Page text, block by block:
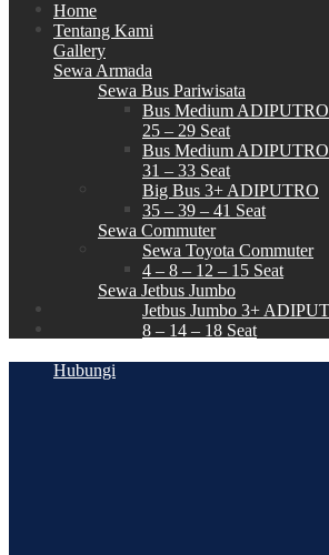
Home
Tentang Kami
Gallery
Sewa Armada
Sewa Bus Pariwisata
Bus Medium ADIPUTRO
25 – 29 Seat
Bus Medium ADIPUTRO
31 – 33 Seat
Big Bus 3+ ADIPUTRO
35 – 39 – 41 Seat
Sewa Commuter
Sewa Toyota Commuter
4 – 8 – 12 – 15 Seat
Sewa Jetbus Jumbo
Jetbus Jumbo 3+
8 – 14 – 18 Seat
Hubungi